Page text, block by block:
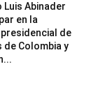
Luis Abinader
en la
de
de Colombia y